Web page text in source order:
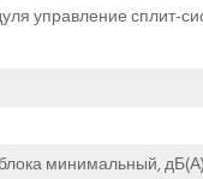
управление сплит-
минимальный, дБ(А)